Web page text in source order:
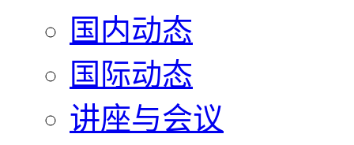
国内动态
国际动态
讲座与会议